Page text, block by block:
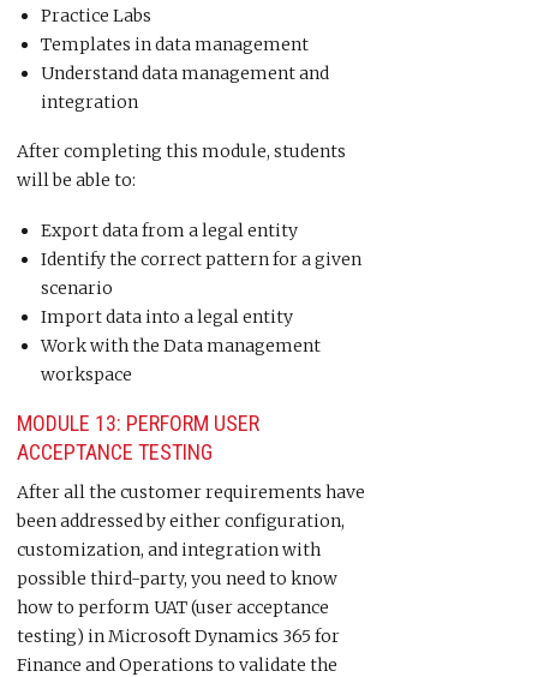
Practice Labs
Templates in data management
Understand data management and
integration
After completing this module, students
will be able to:
Export data from a legal entity
Identify the correct pattern for a given
scenario
Import data into a legal entity
Work with the Data management
workspace
MODULE 13: PERFORM USER
ACCEPTANCE TESTING
After all the customer requirements have
been addressed by either configuration,
customization, and integration with
possible third-party, you need to know
how to perform UAT (user acceptance
testing) in Microsoft Dynamics 365 for
Finance and Operations to validate the